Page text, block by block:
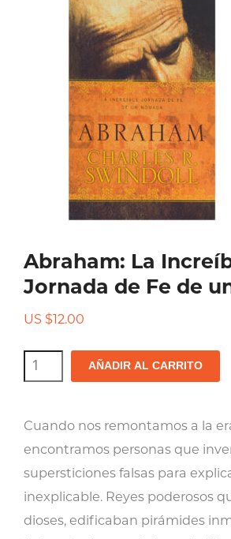
Abraham: La
Jornada de Fe de
US $12.00
Abraham:
La
Fe
de
AÑADIR AL CARRITO
Cuando nos remontamos a la
encontramos personas que
supersticiones falsas para
inexplicable. Reyes poderosos
dioses, edificaban pirámides